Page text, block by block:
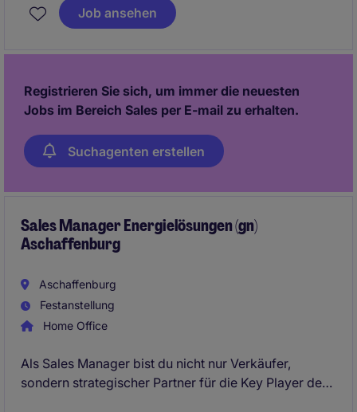
dynamischen Teams, das dein Potenzial erkennt,
fördert und gemeinsam mit dir Erfolge feiert.
Job ansehen
Registrieren Sie sich, um immer die neuesten
Jobs im Bereich Sales per E-mail zu erhalten.
Suchagenten erstellen
Sales Manager Energielösungen (gn)
Aschaffenburg
Aschaffenburg
Festanstellung
Home Office
Als Sales Manager bist du nicht nur Verkäufer,
sondern strategischer Partner für die Key Player der